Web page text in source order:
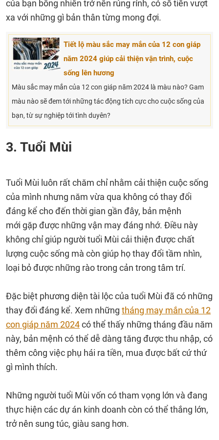
của bạn bỗng nhiên trở nên rủng rỉnh, có số tiền vượt
xa với những gì bản thân từng mong đợi.
Tiết lộ màu sắc may mắn của 12 con giáp
năm 2024 giúp cải thiện vận trình, cuộc
sống lên hương
Màu sắc may mắn của 12 con giáp năm 2024 là màu nào? Gam
màu nào sẽ đem tới những tác động tích cực cho cuộc sống của
bạn, từ sự nghiệp tới tình duyên?
3. Tuổi Mùi
Tuổi Mùi luôn rất chăm chỉ nhằm cải thiện cuộc sống
của mình nhưng năm vừa qua không có thay đổi
đáng kể cho đến thời gian gần đây, bản mệnh
mới gặp được những vận may đáng nhớ. Điều này
không chỉ giúp người tuổi Mùi cải thiện được chất
lượng cuộc sống mà còn giúp họ thay đổi tầm nhìn,
loại bỏ được những rào trong cản trong tâm trí.
Đặc biệt phương diện tài lộc của tuổi Mùi đã có những
thay đổi đáng kể. Xem những tháng may mắn của 12
con giáp năm 2024có thể thấy những tháng đầu năm
này, bản mệnh có thể dễ dàng tăng được thu nhập, có
thêm công việc phụ hái ra tiền, mua được bất cứ thứ
gì mình thích.
Những người tuổi Mùi vốn có tham vọng lớn và đang
thực hiện các dự án kinh doanh còn có thể thắng lớn,
trở nên sung túc, giàu sang hơn.